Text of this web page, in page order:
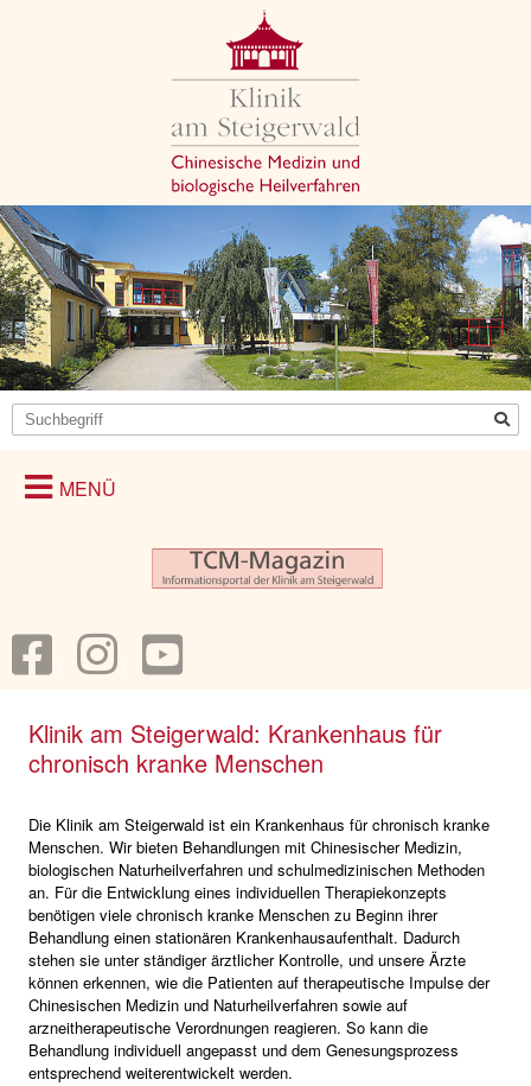
Klinik am Steigerwald: Krankenhaus für
chronisch kranke Menschen
Die Klinik am Steigerwald ist ein Krankenhaus für chronisch kranke
Menschen. Wir bieten Behandlungen mit Chinesischer Medizin,
biologischen Naturheilverfahren und schulmedizinischen Methoden
an. Für die Entwicklung eines individuellen Therapiekonzepts
benötigen viele chronisch kranke Menschen zu Beginn ihrer
Behandlung einen stationären Krankenhausaufenthalt. Dadurch
stehen sie unter ständiger ärztlicher Kontrolle, und unsere Ärzte
können erkennen, wie die Patienten auf therapeutische Impulse der
Chinesischen Medizin und Naturheilverfahren sowie auf
arzneitherapeutische Verordnungen reagieren. So kann die
Behandlung individuell angepasst und dem Genesungsprozess
entsprechend weiterentwickelt werden.